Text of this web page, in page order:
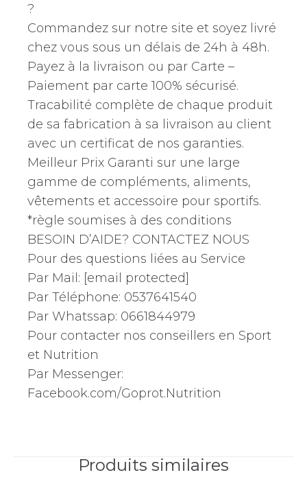
?
Commandez sur notre site et soyez livré
chez vous sous un délais de 24h à 48h.
Payez à la livraison ou par Carte –
Paiement par carte 100% sécurisé.
Tracabilité complète de chaque produit
de sa fabrication à sa livraison au client
avec un certificat de nos garanties.
Meilleur Prix Garanti sur une large
gamme de compléments, aliments,
vêtements et accessoire pour sportifs.
*règle soumises à des conditions
BESOIN D’AIDE? CONTACTEZ NOUS
Pour des questions liées au Service
Par Mail: [email protected]
Par Téléphone: 0537641540
Par Whatssap: 0661844979
Pour contacter nos conseillers en Sport
et Nutrition
Par Messenger:
Facebook.com/Goprot.Nutrition
Produits similaires